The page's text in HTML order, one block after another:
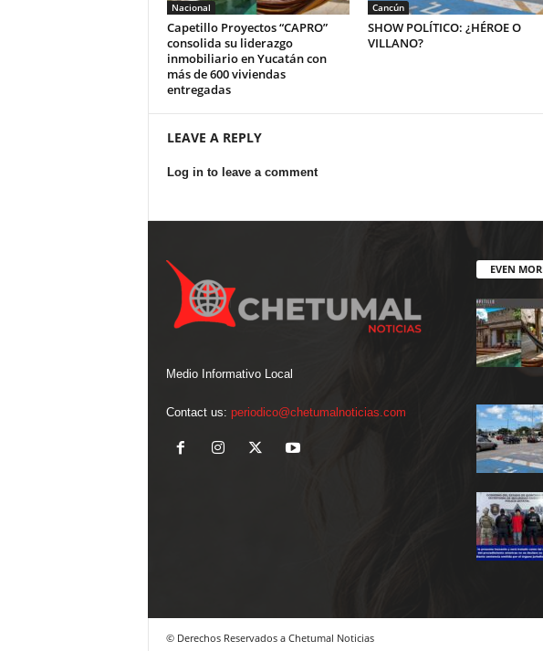
Nacional
Capetillo Proyectos “CAPRO”
consolida su liderazgo
inmobiliario en Yucatán con
más de 600 viviendas
entregadas
Cancún
SHOW POLÍTICO: ¿HÉROE O
VILLANO?
LEAVE A REPLY
Log in to leave a comment
Medio Informativo Local
Contact us: periodico@chetumalnoticias.com
EVEN
© Derechos Reservados a Chetumal Noticias